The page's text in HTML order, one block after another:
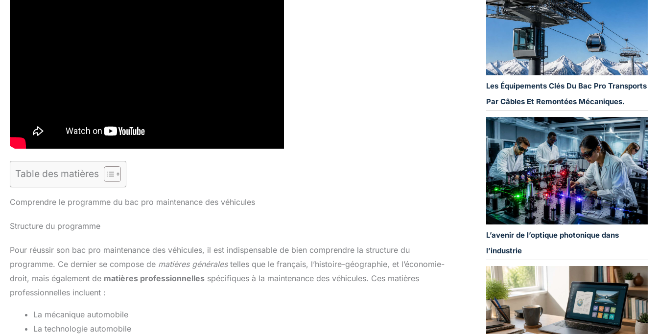
Table des matières
Comprendre le programme du bac pro maintenance des véhicules
Structure du programme
Pour réussir son bac pro maintenance des véhicules, il est indispensable de bien comprendre la structure du
programme. Ce dernier se compose de matières généralestelles que le français, l’histoire-géographie, et l’économie-
droit, mais également de matières professionnelles spécifiques à la maintenance des véhicules. Ces matières
professionnelles incluent :
La mécanique automobile
La technologie automobile
Les Équipements Clés Du Bac Pro Transports
Par Câbles Et Remontées Mécaniques.
L’avenir de l’optique photonique dans
l’industrie